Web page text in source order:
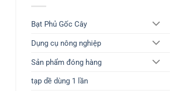
Bạt Phủ Gốc Cây
Dụng cụ nông nghiệp
Sản phẩm đóng hàng
tạp dề dùng 1 lần